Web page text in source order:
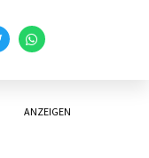
ANZEIGEN